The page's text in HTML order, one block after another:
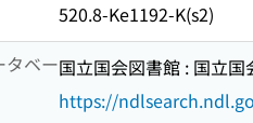
520.8-Ke1192-K(s2)
タベー国立国会図書館 : 国立国
https://